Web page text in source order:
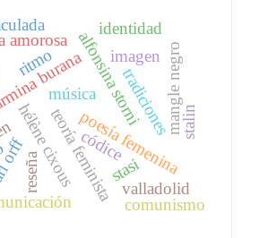
burana
música
ritmo alfonsina storni
poesía femenina
amorosa
teoría feminista
hélène cixous
imagen
identidad
tradiciones
valladolid
códice
reseña
mangle negro
comunismo
stasi
stalin